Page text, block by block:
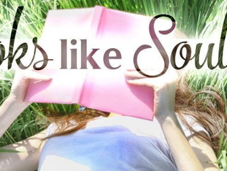
BOOKS LIKE
SOULMATE